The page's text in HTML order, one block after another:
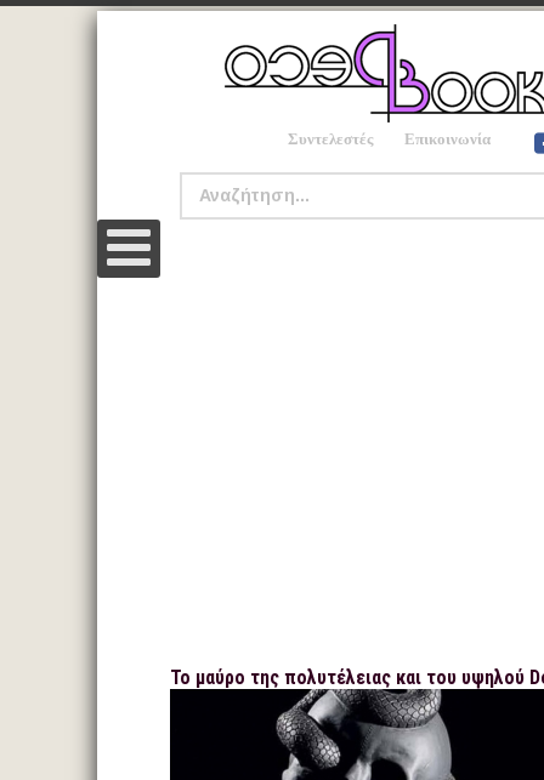
Συντελεστές Επικοινωνία
Το μαύρο της πολυτέλειας και του υψηλού